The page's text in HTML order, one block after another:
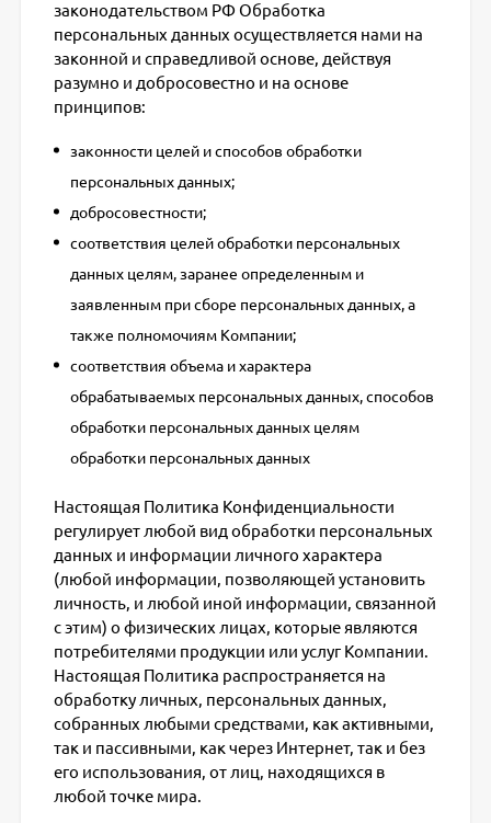
законодательством РФ Обработка
персональных данных осуществляется нами на
законной и справедливой основе, действуя
разумно и добросовестно и на основе
принципов:
законности целей и способов обработки
персональных данных;
добросовестности;
соответствия целей обработки персональных
данных целям, заранее определенным и
заявленным при сборе персональных данных, а
также полномочиям Компании;
соответствия объема и характера
обрабатываемых персональных данных, способов
обработки персональных данных целям
обработки персональных данных
Настоящая Политика Конфиденциальности
регулирует любой вид обработки персональных
данных и информации личного характера
(любой информации, позволяющей установить
личность, и любой иной информации, связанной
с этим) о физических лицах, которые являются
потребителями продукции или услуг Компании.
Настоящая Политика распространяется на
обработку личных, персональных данных,
собранных любыми средствами, как активными,
так и пассивными, как через Интернет, так и без
его использования, от лиц, находящихся в
любой точке мира.